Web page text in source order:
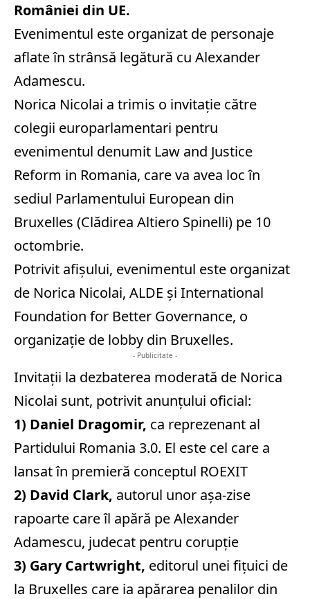
României din UE.
Evenimentul este organizat de personaje
aflate în strânsă legătură cu Alexander
Adamescu.
Norica Nicolai a trimis o invitație către
colegii europarlamentari pentru
evenimentul denumit Law and Justice
Reform in Romania, care va avea loc în
sediul Parlamentului European din
Bruxelles (Clădirea Altiero Spinelli) pe 10
octombrie.
Potrivit afișului, evenimentul este organizat
de Norica Nicolai, ALDE și International
Foundation for Better Governance, o
organizație de lobby din Bruxelles.
- Publicitate -
Invitații la dezbaterea moderată de Norica
Nicolai sunt, potrivit anunțului oficial:
1) Daniel Dragomir, ca reprezenant al
Partidului Romania 3.0. El este cel care a
lansat în premieră conceptul ROEXIT
2) David Clark, autorul unor așa-zise
rapoarte care îl apără pe Alexander
Adamescu, judecat pentru corupție
3) Gary Cartwright, editorul unei fițuici de
la Bruxelles care ia apărarea penalilor din